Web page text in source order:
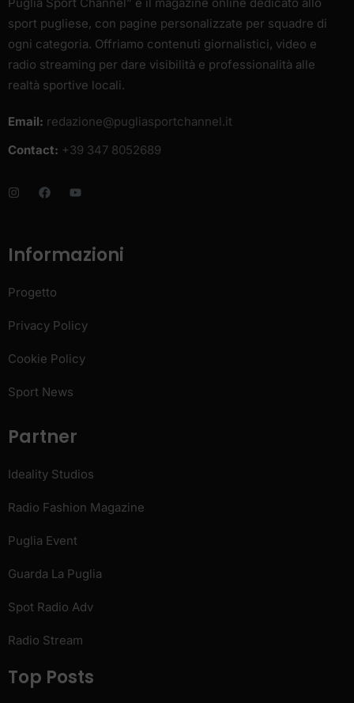
sport pugliese, con pagine personalizzate per squadre di
ogni categoria. Offriamo contenuti giornalistici, video e
radio streaming per dare visibilità e professionalità alle
realtà sportive locali.
Email: redazione@pugliasportchannel.it
Contact: +39 347 8052689
Informazioni
Progetto
Privacy Policy
Cookie Policy
Sport News
Partner
Ideality Studios
Radio Fashion Magazine
Puglia Event
Guarda La Puglia
Spot Radio Adv
Radio Stream
Top Posts